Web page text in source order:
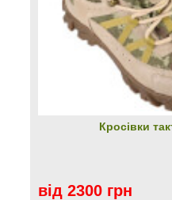
Кросівки
від 2300 грн